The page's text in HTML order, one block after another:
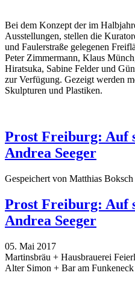
Bei dem Konzept der im
Ausstellungen, stellen die
und Faulerstraße gelegenen
Peter Zimmermann, Klaus
Hiratsuka, Sabine Felder und
zur Verfügung. Gezeigt werden
Skulpturen und Plastiken.
Prost Freiburg: Auf
Andrea Seeger
Gespeichert von Matthias Boksch
Prost Freiburg: Auf
Andrea Seeger
05. Mai 2017
Martinsbräu + Hausbrauerei
Alter Simon + Bar am